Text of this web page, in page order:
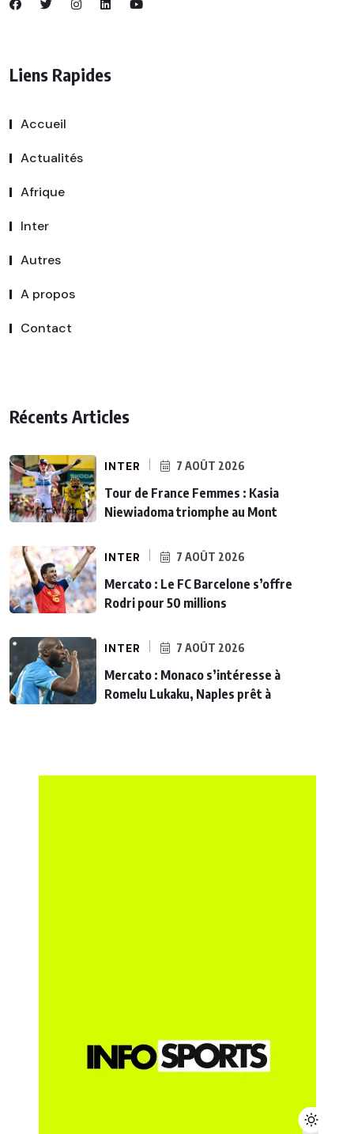
Liens Rapides
Accueil
Actualités
Afrique
Inter
Autres
A propos
Contact
Récents Articles
INTER 7 AOÛT 2026
Tour de France Femmes : Kasia
Niewiadoma triomphe au Mont
INTER 7 AOÛT 2026
Mercato : Le FC Barcelone s’offre
Rodri pour 50 millions
INTER 7 AOÛT 2026
Mercato : Monaco s’intéresse à
Romelu Lukaku, Naples prêt à